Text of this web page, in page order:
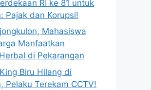
RI ke 81 untuk
Pajak dan Korupsi!
Mahasiswa
Manfaatkan
di Pekarangan
Biru Hilang di
Pelaku Terekam CCTV!